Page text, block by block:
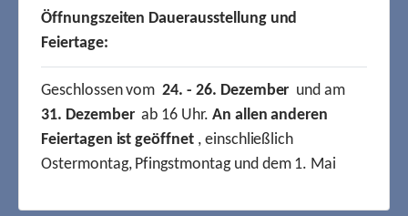
Öffnungszeiten Dauerausstellung und
Feiertage:
Geschlossen vom24. - 26. Dezember und am
31. Dezemberab 16 Uhr. An allen anderen
Feiertagen ist geöffnet, einschließlich
Ostermontag, Pfingstmontag und dem 1. Mai